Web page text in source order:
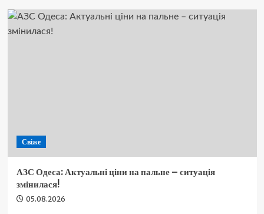
Свіже
АЗС Одеса: Актуальні ціни на пальне – ситуація
змінилася!
05.08.2026